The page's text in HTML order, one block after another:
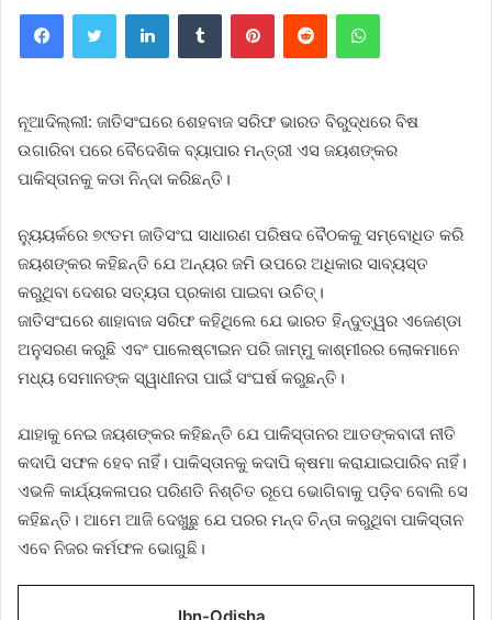
FacebookTwitter LinkedInTumblr PinterestReddit WhatsApp
ନୂଆଦିଲ୍ଲୀ: ଜାତିସଂଘରେ ଶେହବାଜ ସରିଫ ଭାରତ ବିରୁଦ୍ଧରେ ବିଷ
ଉଗାରିବା ପରେ ବୈଦେଶିକ ବ୍ୟାପାର ମନ୍ତ୍ରୀ ଏସ ଜୟଶଙ୍କର
ପାକିସ୍ତାନକୁ କଡା ନିନ୍ଦା କରିଛନ୍ତି।
ନ୍ୟୁୟର୍କରେ ୭୯ତମ ଜାତିସଂଘ ସାଧାରଣ ପରିଷଦ ବୈଠକକୁ ସମ୍ବୋଧିତ କରି
ଜୟଶଙ୍କର କହିଛନ୍ତି ଯେ ଅନ୍ୟର ଜମି ଉପରେ ଅଧିକାର ସାବ୍ୟସ୍ତ
କରୁଥିବା ଦେଶର ସତ୍ୟତା ପ୍ରକାଶ ପାଇବା ଉଚିତ୍।
ଜାତିସଂଘରେ ଶାହାବାଜ ସରିଫ କହିଥିଲେ ଯେ ଭାରତ ହିନ୍ଦୁତ୍ୱର ଏଜେଣ୍ଡା
ଅନୁସରଣ କରୁଛି ଏବଂ ପାଲେଷ୍ଟାଇନ ପରି ଜାମ୍ମୁ କାଶ୍ମୀରର ଲୋକମାନେ
ମଧ୍ୟ ସେମାନଙ୍କ ସ୍ୱାଧୀନତା ପାଇଁ ସଂଘର୍ଷ କରୁଛନ୍ତି।
ଯାହାକୁ ନେଇ ଜୟଶଙ୍କର କହିଛନ୍ତି ଯେ ପାକିସ୍ତାନର ଆତଙ୍କବାଦୀ ନୀତି
କଦାପି ସଫଳ ହେବ ନାହିଁ। ପାକିସ୍ତାନକୁ କଦାପି କ୍ଷମା କରାଯାଇପାରିବ ନାହିଁ।
ଏଭଳି କାର୍ଯ୍ୟକଳାପର ପରିଣତି ନିଶ୍ଚିତ ରୂପେ ଭୋଗିବାକୁ ପଡ଼ିବ ବୋଲି ସେ
କହିଛନ୍ତି। ଆମେ ଆଜି ଦେଖୁଛୁ ଯେ ପରର ମନ୍ଦ ଚିନ୍ତା କରୁଥିବା ପାକିସ୍ତାନ
ଏବେ ନିଜର କର୍ମଫଳ ଭୋଗୁଛି।